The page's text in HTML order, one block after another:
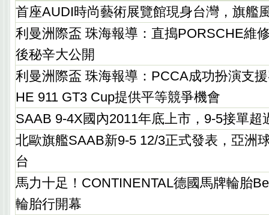
首座AUDI時尚藝術展覽館現身台灣，旗艦
利曼洲際盃 珠海報導：直搗PORSCHE維
後秘辛大公開
利曼洲際盃 珠海報導：PCCA成功扮演支
HE 911 GT3 Cup提供平等競爭機會
SAAB 9-4X國內2011年底上市，9-5接單超
北歐旗艦SAAB新9-5 12/3正式發表，亞洲
台
馬力十足！CONTINENTAL德國馬牌輪胎
輪胎行開幕